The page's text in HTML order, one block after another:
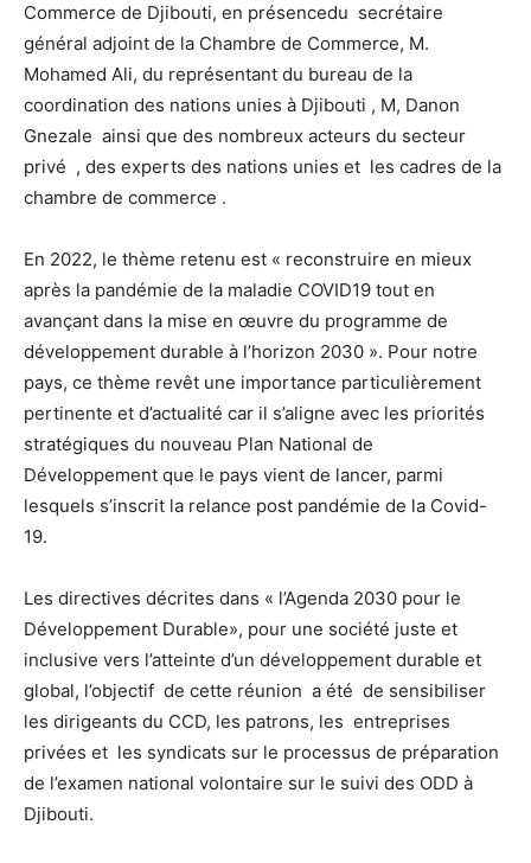
Commerce de Djibouti, en présencedu secrétaire
général adjoint de la Chambre de Commerce, M.
Mohamed Ali, du représentant du bureau de la
coordination des nations unies à Djibouti , M, Danon
Gnezale ainsi que des nombreux acteurs du secteur
privé , des experts des nations unies et les cadres de la
chambre de commerce .
En 2022, le thème retenu est « reconstruire en mieux
après la pandémie de la maladie COVID19 tout en
avançant dans la mise en œuvre du programme de
développement durable à l’horizon 2030 ». Pour notre
pays, ce thème revêt une importance particulièrement
pertinente et d’actualité car il s’aligne avec les priorités
stratégiques du nouveau Plan National de
Développement que le pays vient de lancer, parmi
lesquels s’inscrit la relance post pandémie de la Covid-
19.
Les directives décrites dans « l’Agenda 2030 pour le
Développement Durable», pour une société juste et
inclusive vers l’atteinte d’un développement durable et
global, l’objectif de cette réunion a été de sensibiliser
les dirigeants du CCD, les patrons, les entreprises
privées et les syndicats sur le processus de préparation
de l’examen national volontaire sur le suivi des ODD à
Djibouti.